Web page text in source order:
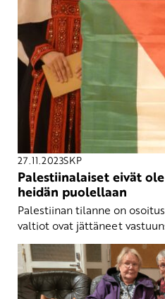
27.11.2023SKP
Palestiinalaiset eivät
heidän puolellaan
Palestiinan tilanne on
valtiot ovat jättäneet